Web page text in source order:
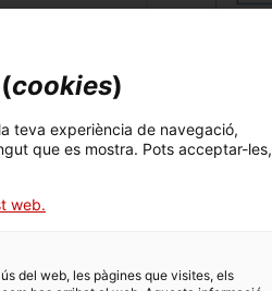
cookies)
teva experiència de navegació,
que es mostra. Pots acceptar-les,
web.
del web, les pàgines que visites, els